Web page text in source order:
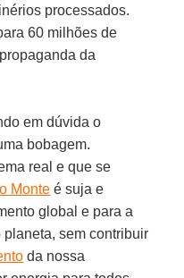
processados.
60 milhões de
da
em dúvida o
bobagem.
real e que se
Monte é suja e
global e para a
sem contribuir
da nossa